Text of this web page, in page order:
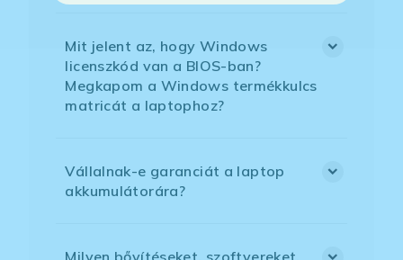
Mit jelent az, hogy Windows
licenszkód van a BIOS-ban?
Megkapom a Windows termékkulcs
matricát a laptophoz?
Vállalnak-e garanciát a laptop
akkumulátorára?
Milyen bővítéseket, szoftvereket,